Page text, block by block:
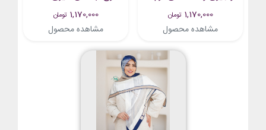
1,170,000 تومان
مشاهده محصول
1,170,000 تومان
مشاهده محصول